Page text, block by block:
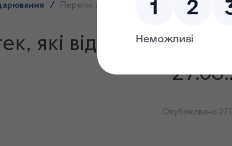
/ Перелік аптек, які відпускають інсулін
які відпускають
Опубліковано